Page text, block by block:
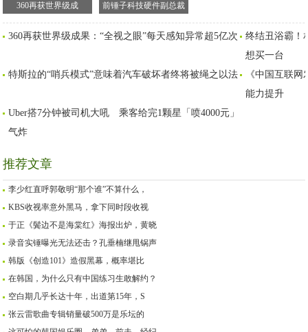
360再获世界级成
果：“全视之眼”每天感知
异常超5亿次
前锤子科技硬件副总裁
吴德周：坚持为粉丝做
手机
360再获世界级成果：“全视之眼”每天感知异常超5亿次
终结丑浴霸！
想买一台
特斯拉的“哨兵模式”意味着汽车破坏者终将被绳之以法
《中国互联
能力提升
Uber搭7分钟被司机大吼 乘客给完1颗星「喷4000元」
气炸
推荐文章
李少红直呼郭敬明“那个谁”不算什么，
KBS收视率意外黑马，拿下同时段收视
于正《鬓边不是海棠红》海报出炉，黄晓
录音实锤曝光无法还击？孔垂楠继甩锅声
韩版《创造101》造假黑幕，概率堪比
在韩国，为什么只有中国练习生敢解约？
空白期几乎长达十年，出道第15年，S
张云雷歌曲专辑销量破500万是乐坛的